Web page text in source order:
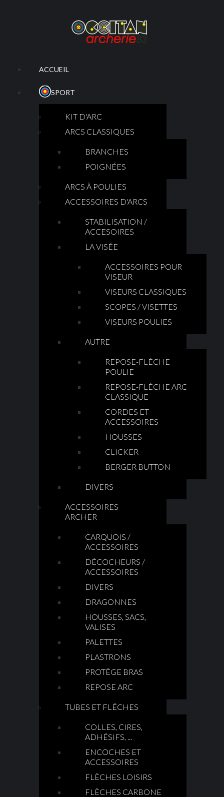
ACCUEIL
SPORT
KIT D'ARC
ARCS CLASSIQUES
BRANCHES
POIGNÉES
ARCS À POULIES
ACCESSOIRES D'ARCS
STABILISATION /
ACCESOIRES
LA VISÉE
ACCESSOIRES POUR
VISEUR
VISEURS CLASSIQUES
SCOPES / VISETTES
VISEURS POULIES
AUTRE
REPOSE-FLÈCHE
POULIE
REPOSE-FLÈCHE ARC
CLASSIQUE
CORDES ET
ACCESSOIRES
HOUSSES
CLICKER
BERGER BUTTON
DIVERS
ACCESSOIRES
ARCHER
CARQUOIS /
ACCESSOIRES
DÉCOCHEURS /
ACCESSOIRES
DIVERS
DRAGONNES
HOUSSES, SACS,
VALISES
PALETTES
PLASTRONS
PROTÈGE BRAS
REPOSE ARC
TUBES ET FLÉCHES
COLLES, CIRES,
ADHÉSIFS, ...
ENCOCHES ET
ACCESSOIRES
FLÈCHES LOISIRS
FLÈCHES CARBONE